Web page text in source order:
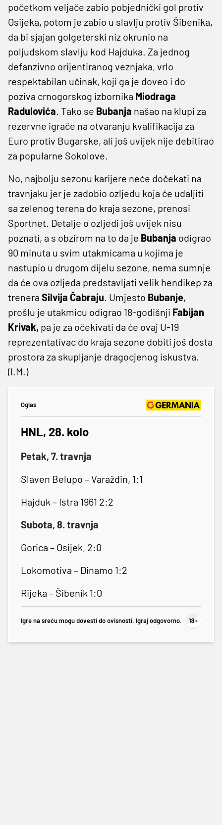
početkom veljače zabio pobjednički gol protiv
Osijeka, potom je zabio u slavlju protiv Šibenika,
da bi sjajan golgeterski niz okrunio na
poljudskom slavlju kod Hajduka. Za jednog
defanzivno orijentiranog veznjaka, vrlo
respektabilan učinak, koji ga je doveo i do
poziva crnogorskog izbornika Miodraga
Radulovića . Tako se Bubanja našao na klupi za
rezervne igrače na otvaranju kvalifikacija za
Euro protiv Bugarske, ali još uvijek nije debitirao
za popularne Sokolove.
No, najbolju sezonu karijere neće dočekati na
travnjaku jer je zadobio ozljedu koja će udaljiti
sa zelenog terena do kraja sezone, prenosi
Sportnet. Detalje o ozljedi još uvijek nisu
poznati, a s obzirom na to da je Bubanja odigrao
90 minuta u svim utakmicama u kojima je
nastupio u drugom dijelu sezone, nema sumnje
da će ova ozljeda predstavljati velik hendikep za
trenera Silvija Čabraju . Umjesto Bubanje,
prošlu je utakmicu odigrao 18-godišnji Fabijan
Krivak, pa je za očekivati da će ovaj U-19
reprezentativac do kraja sezone dobiti još dosta
prostora za skupljanje dragocjenog iskustva.
(I.M.)
Oglas
HNL, 28. kolo
Petak, 7. travnja
Slaven Belupo – Varaždin, 1:1
Hajduk – Istra 1961 2:2
Subota, 8. travnja
Gorica – Osijek, 2:0
Lokomotiva – Dinamo 1:2
Rijeka – Šibenik 1:0
Igre na sreću mogu dovesti do ovisnosti. Igraj odgovorno.